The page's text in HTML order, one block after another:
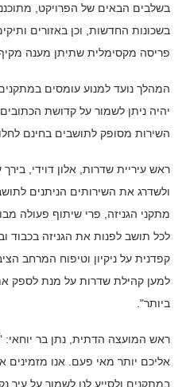
בשלבים הבאים של הפרויקט,
בשכונות החדשות, וכן באזורים
פריסה מקסימלית שתיתן מענה מקיף
המהלך נועד למנוע עומסים
יהיה ניתן לשמור על קדושת
השירות מסופק לתושבים בחינם
ראש עיריית שדרות, אלון דוידי,
ולשדרג את השירותים הניתנים
מתקני הגניזה, פרי שיתוף פעולה
לכל תושב לפנות את הגניזה בכבוד
קפדנית על ניקיון וטיפוח המרחב
למען קהילת שדרות על מנת לספק
ביותר".
ראש המועצה הדתית, נתן בר יוחאי:
אליכם יותר מאי פעם. אנו
במתקנים ולסייע לנו לשמור על עיר